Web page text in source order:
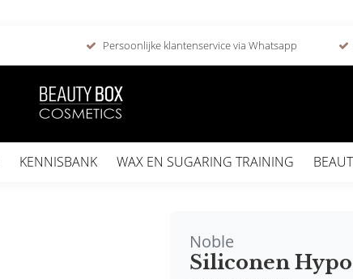
Persoonlijke klantenservice via Whatsapp
KENNISBANK WAX EN SUGARING TRAINING
Noble
Siliconen